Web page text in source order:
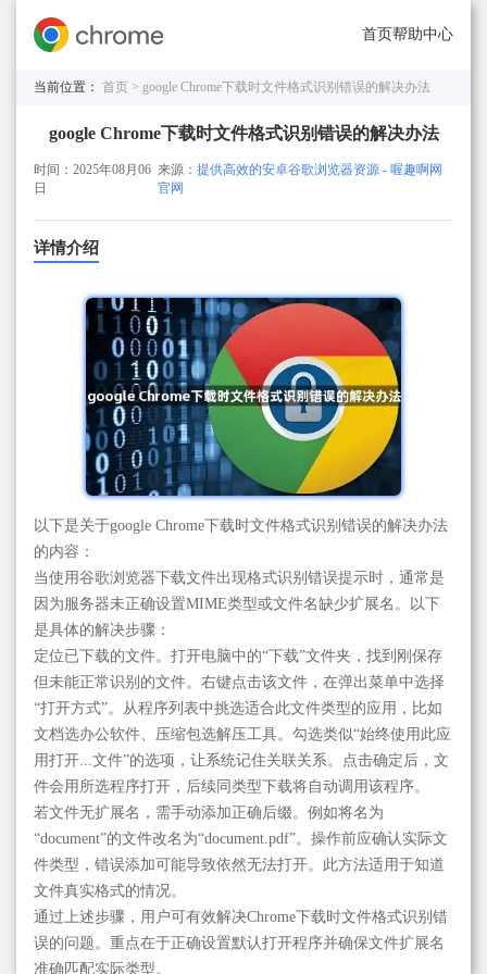
首页帮助中心
当前位置： 首页 > google Chrome下载时文件格式识别错误的解决办法
google Chrome下载时文件格式识别错误的解决办法
时间：2025年08月06
日
来源：提供高效的安卓谷歌浏览器资源 - 喔趣啊网
官网
详情介绍
以下是关于google Chrome下载时文件格式识别错误的解决办法
的内容：
当使用谷歌浏览器下载文件出现格式识别错误提示时，通常是
因为服务器未正确设置MIME类型或文件名缺少扩展名。以下
是具体的解决步骤：
定位已下载的文件。打开电脑中的“下载”文件夹，找到刚保存
但未能正常识别的文件。右键点击该文件，在弹出菜单中选择
“打开方式”。从程序列表中挑选适合此文件类型的应用，比如
文档选办公软件、压缩包选解压工具。勾选类似“始终使用此应
用打开...文件”的选项，让系统记住关联关系。点击确定后，文
件会用所选程序打开，后续同类型下载将自动调用该程序。
若文件无扩展名，需手动添加正确后缀。例如将名为
“document”的文件改名为“document.pdf”。操作前应确认实际文
件类型，错误添加可能导致依然无法打开。此方法适用于知道
文件真实格式的情况。
通过上述步骤，用户可有效解决Chrome下载时文件格式识别错
误的问题。重点在于正确设置默认打开程序并确保文件扩展名
准确匹配实际类型。